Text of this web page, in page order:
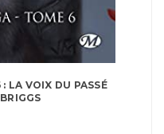
LA VOIX DU PASSÉ